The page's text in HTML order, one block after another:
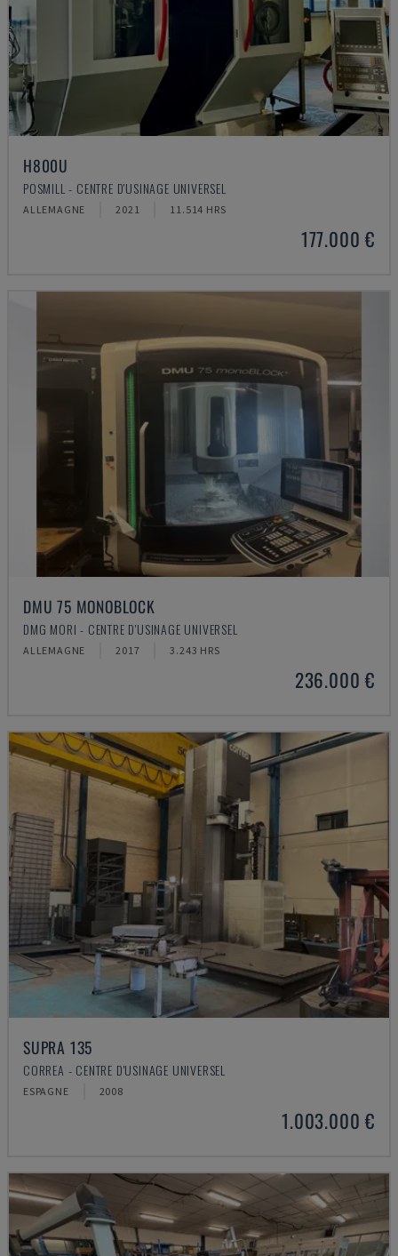
H800U
POSMILL - CENTRE D'USINAGE UNIVERSEL
ALLEMAGNE 2021 11.514 HRS
177.000 €
DMU 75 MONOBLOCK
DMG MORI - CENTRE D'USINAGE UNIVERSEL
ALLEMAGNE 2017 3.243 HRS
236.000 €
SUPRA 135
CORREA - CENTRE D'USINAGE UNIVERSEL
ESPAGNE 2008
1.003.000 €